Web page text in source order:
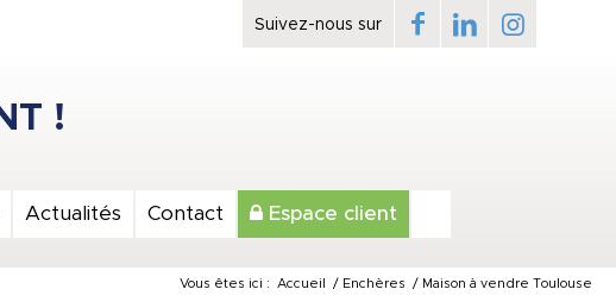
Actualités Contact Espace client
Vous êtes ici : Accueil / Enchères / Maison à vendre Toulouse